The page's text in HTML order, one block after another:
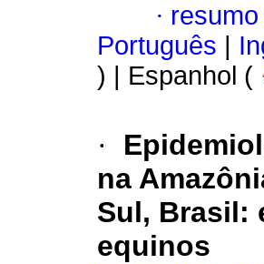
·
Português
) | Espanhol (
·
na
Sul, Brasil:
equinos